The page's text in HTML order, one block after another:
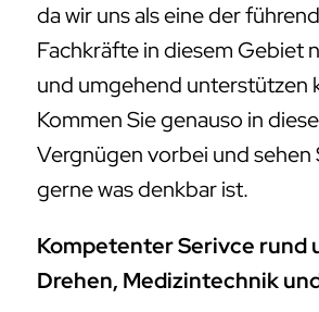
da wir uns als eine der
Fachkräfte in diesem Gebiet
und umgehend unterstützen
Kommen Sie genauso in
Vergnügen vorbei und sehen
gerne was denkbar ist.
Kompetenter Serivce rund
Drehen, Medizintechnik